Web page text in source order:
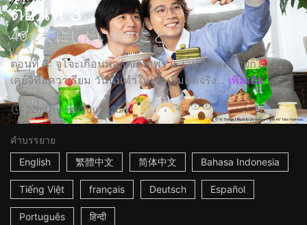
ตอนที่ 3
40までにしたい10のこと
ตอนที่ 3: จูโจะเกือนพลาดเดทเพราะงาน แต่สุดท้ายก็ไปกับ
เคย์จิที่อควาเรียม วันนั้นทำให้เขาเริ่มคิดจริง... เพิ่มเติม
22mประเทศญี่ปุ่น2025
คำบรรยาย
English
繁體中文 简体中文 Bahasa Indonesia
Tiếng Việt français Deutsch Español
Português हिन्दी